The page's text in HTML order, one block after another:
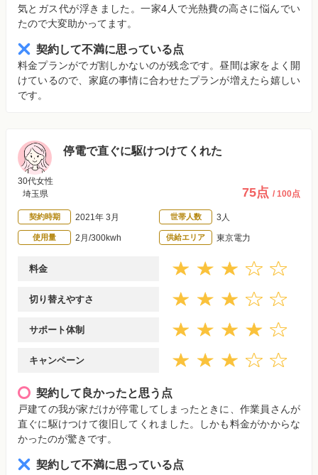
気とガス代が浮きました。一家4人で光熱費の高さに悩んでい
たので大変助かってます。
契約して不満に思っている点
料金プランがでガ割しかないのが残念です。昼間は家をよく開
けているので、家庭の事情に合わせたプランが増えたら嬉しい
です。
停電で直ぐに駆けつけてくれた
30代女性
埼玉県
75点 / 100点
契約時期 2021年 3月 世帯人数 3人
使用量 2月/300kwh 供給エリア 東京電力
料金
切り替えやすさ
サポート体制
キャンペーン
契約して良かったと思う点
戸建ての我が家だけが停電してしまったときに、作業員さんが
直ぐに駆けつけて復旧してくれました。しかも料金がかからな
かったのが驚きです。
契約して不満に思っている点